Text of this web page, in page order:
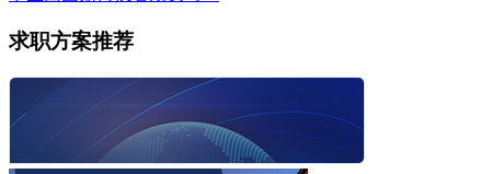
求职方案推荐